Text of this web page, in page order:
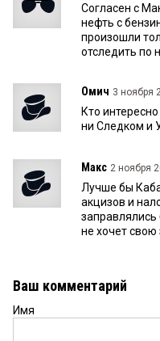
Согласен с
нефть с
произошли
отследить по
Омич 3 ноября
Кто
ни Следком и
Макс 2 ноября
Лучше бы
акцизов и
заправлялись
не хочет свою
Ваш комментарий
Имя